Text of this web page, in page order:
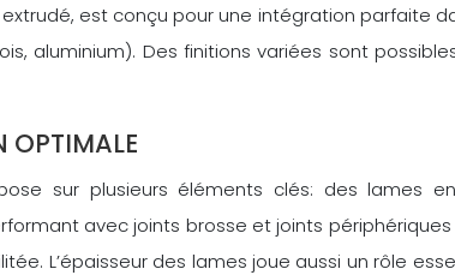
est conçu pour une intégration parfaite
aluminium). Des finitions variées sont
OPTIMALE
sur plusieurs éléments clés: des lames
avec joints brosse et joints
L’épaisseur des lames joue aussi un rôle